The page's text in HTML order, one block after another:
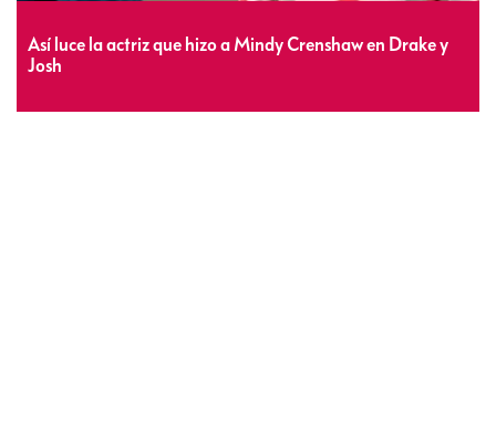
Así luce la actriz que hizo a Mindy Crenshaw en Drake y
Josh